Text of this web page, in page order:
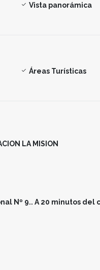
Vista panorámica
Áreas Turísticas
LA MISION
Nº 9.. A 20 minutos del